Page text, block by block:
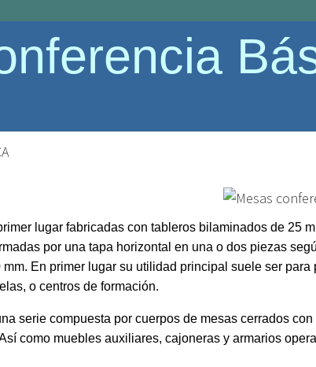
mesas hosteleria
lugar fabricadas con tableros bilaminados de 25
por una tapa horizontal en una o dos piezas
En primer lugar su utilidad principal suele ser
o centros de formación.
serie compuesta por cuerpos de mesas cerrados
como muebles auxiliares, cajoneras y armarios